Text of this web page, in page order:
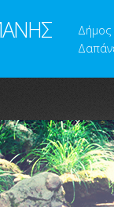
Δήμος